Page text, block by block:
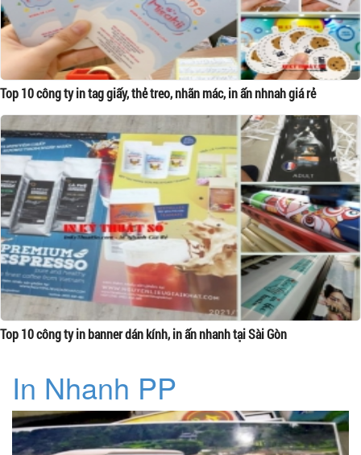
Top 10 công ty in tag giấy, thẻ treo, nhãn mác, in ấn nhnah giá rẻ
Top 10 công ty in banner dán kính, in ấn nhanh tại Sài Gòn
In Nhanh PP